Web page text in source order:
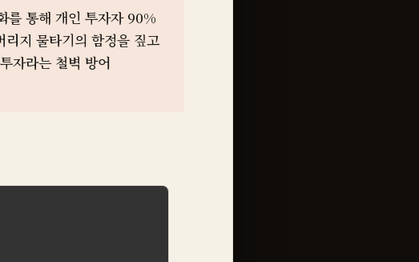
를 통해 개인 투자자 90%
지 물타기의 함정을 짚고
자라는 철벽 방어